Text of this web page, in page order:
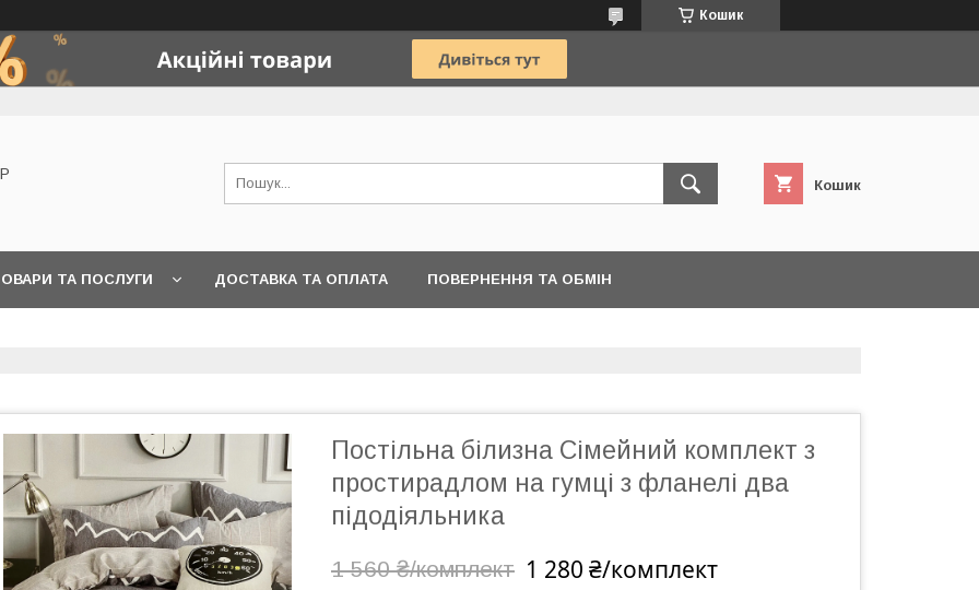
Кошик
Кошик
ТА ПОСЛУГИ ДОСТАВКА ТА ОПЛАТА ПОВЕРНЕННЯ ТА ОБМІН
Постільна білизна Сімейний комплект з
простирадлом на гумці з фланелі два
підодіяльника
1 560 ₴/комплект 1 280 ₴/комплект